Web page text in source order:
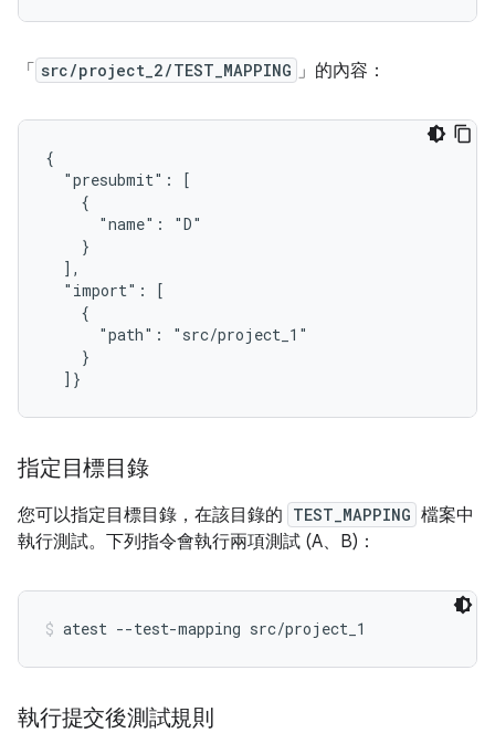
「 src/project_2/TEST_MAPPING 」的內容：
{
  "presubmit": [
    {
      "name": "D"
    }
  ],
  "import": [
    {
      "path": "src/project_1"
    }
指定目標目錄
您可以指定目標目錄，在該目錄的 TEST_MAPPING 檔案中
執行測試。下列指令會執行兩項測試 (A、B)：
atest --test-mapping src/project_1
執行提交後測試規則